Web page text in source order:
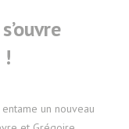
!
un nouveau